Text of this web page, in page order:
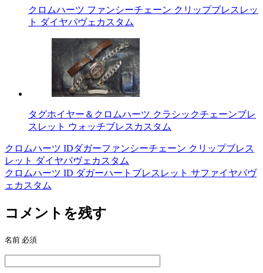
クロムハーツ ファンシーチェーン クリップブレスレッ
ト ダイヤパヴェカスタム
タグホイヤー＆クロムハーツ クラシックチェーンブレ
スレット ウォッチブレスカスタム
投
稿
ナ
ビ
ー
シ
クロムハーツ IDダガーファンシーチェーン クリップブレス
レット ダイヤパヴェカスタム
クロムハーツ ID ダガーハートブレスレット サファイヤパヴ
ェカスタム
コメントを残す
名前 必須